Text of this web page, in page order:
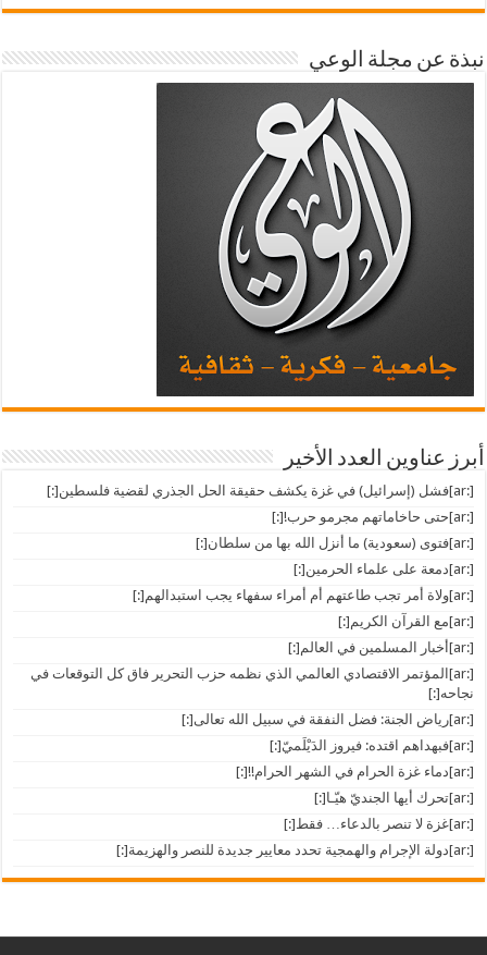
نبذة عن مجلة الوعي
أبرز عناوين العدد الأخير
[:ar]فشل (إسرائيل) في غزة يكشف حقيقة الحل الجذري لقضية فلسطين[:]
[:ar]حتى حاخاماتهم مجرمو حرب![:]
[:ar]فتوى (سعودية) ما أنزل الله بها من سلطان[:]
[:ar]دمعة على علماء الحرمين[:]
[:ar]ولاة أمر تجب طاعتهم أم أمراء سفهاء يجب استبدالهم[:]
[:ar]مع القرآن الكريم[:]
[:ar]أخبار المسلمين في العالم[:]
[:ar]المؤتمر الاقتصادي العالمي الذي نظمه حزب التحرير فاق كل التوقعات في
نجاحه[:]
[:ar]رياض الجنة: فضل النفقة في سبيل الله تعالى[:]
[:ar]فبهداهم اقتده: فيروز الدَيْلَميّ[:]
[:ar]دماء غزة الحرام في الشهر الحرام!![:]
[:ar]تحرك أيها الجنديّ هيّـا[:]
[:ar]غزة لا تنصر بالدعاء… فقط[:]
[:ar]دولة الإجرام والهمجية تحدد معايير جديدة للنصر والهزيمة[:]